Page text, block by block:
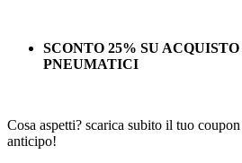
SCONTO 25% SU
PNEUMATICI
Cosa aspetti? scarica subito il tuo
anticipo!